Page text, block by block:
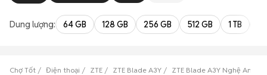
Dung lượng: 64 GB 128 GB 256 GB 512 GB 1 TB
Chợ Tốt Điện thoại ZTE ZTE Blade A3Y ZTE Blade A3Y Nghệ An